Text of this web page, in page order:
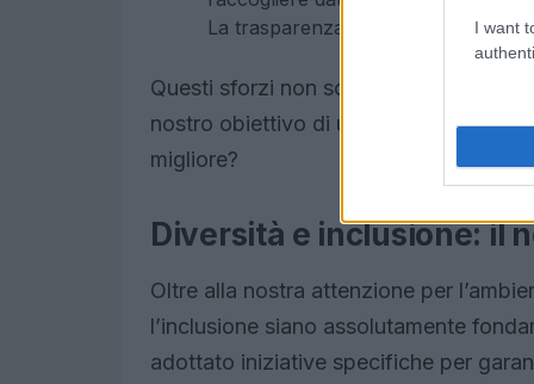
I want
La trasparenza è fondamentale!
Questi sforzi non sono solo parole
nostro obiettivo di un futuro più
migliore?
Diversità e inclusione: il
Oltre alla nostra attenzione per
l’inclusione siano assolutamente
adottato iniziative specifiche per